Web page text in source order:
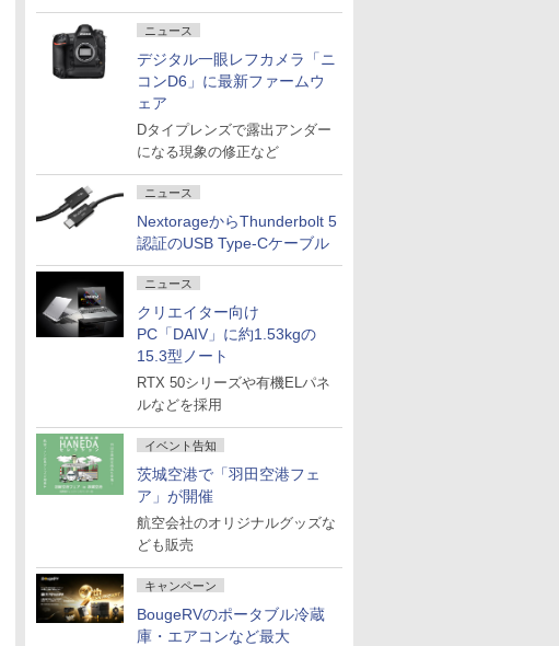
ニュース
デジタル一眼レフカメラ「ニ
コンD6」に最新ファームウ
ェア
Dタイプレンズで露出アンダー
になる現象の修正など
ニュース
NextorageからThunderbolt 5
認証のUSB Type-Cケーブル
ニュース
クリエイター向け
PC「DAIV」に約1.53kgの
15.3型ノート
RTX 50シリーズや有機ELパネ
ルなどを採用
イベント告知
茨城空港で「羽田空港フェ
ア」が開催
航空会社のオリジナルグッズな
ども販売
キャンペーン
BougeRVのポータブル冷蔵
庫・エアコンなど最大